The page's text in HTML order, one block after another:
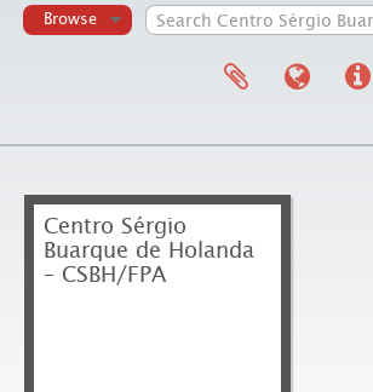
Browse
Centro Sérgio
Buarque de Holanda
– CSBH/FPA